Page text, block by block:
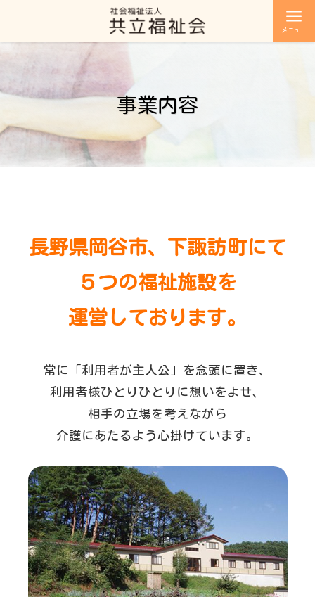
メニュー
事業内容
長野県岡谷市、下諏訪町にて
５つの福祉施設を
運営しております。
常に「利用者が主人公」を念頭に置き、
利用者様ひとりひとりに想いをよせ、
相手の立場を考えながら
介護にあたるよう心掛けています。